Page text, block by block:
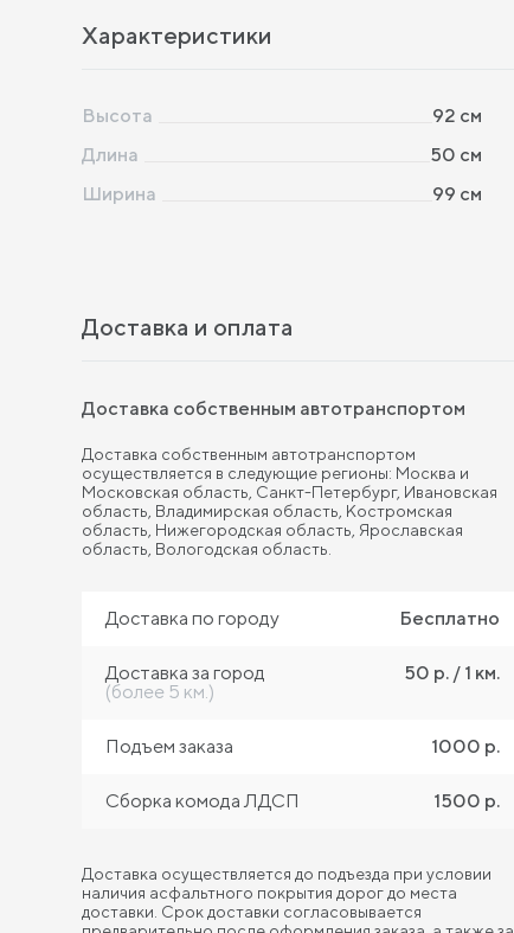
Характеристики
Высота 92 см
Длина
50 см
Ширина
99 см
Доставка и оплата
Доставка собственным автотранспортом
Доставка собственным автотранспортом
осуществляется в следующие регионы: Москва и
Московская область, Санкт-Петербург, Ивановская
область, Владимирская область, Костромская
область, Нижегородская область, Ярославская
область, Вологодская область.
Доставка по городу Бесплатно
Доставка за город
(более 5 км.)
50 р. / 1 км.
Подъем заказа 1000 р.
Сборка комода ЛДСП 1500 р.
Доставка осуществляется до подъезда при условии
наличия асфальтного покрытия дорог до места
доставки. Срок доставки согласовывается